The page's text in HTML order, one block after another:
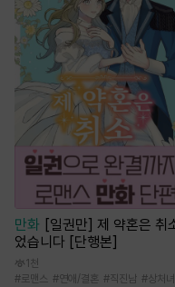
만화 [일권만] 제 약혼은 취
었습니다 [단행본]
1천
#로맨스 #연애/결혼 #직진남 #상처녀